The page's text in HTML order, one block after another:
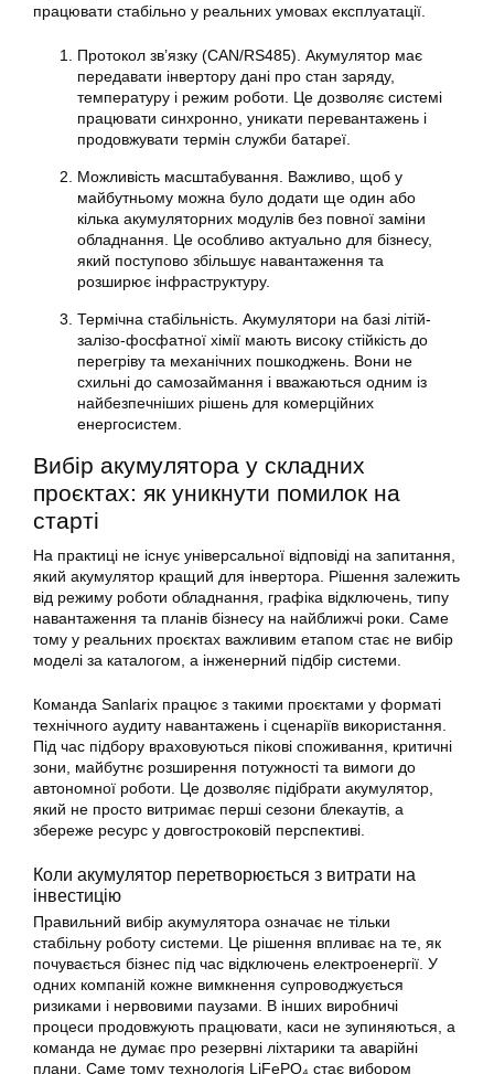
працювати стабільно у реальних умовах експлуатації.
Протокол зв’язку (CAN/RS485). Акумулятор має
передавати інвертору дані про стан заряду,
температуру і режим роботи. Це дозволяє системі
працювати синхронно, уникати перевантажень і
продовжувати термін служби батареї.
Можливість масштабування. Важливо, щоб у
майбутньому можна було додати ще один або
кілька акумуляторних модулів без повної заміни
обладнання. Це особливо актуально для бізнесу,
який поступово збільшує навантаження та
розширює інфраструктуру.
Термічна стабільність. Акумулятори на базі літій-
залізо-фосфатної хімії мають високу стійкість до
перегріву та механічних пошкоджень. Вони не
схильні до самозаймання і вважаються одним із
найбезпечніших рішень для комерційних
енергосистем.
Вибір акумулятора у складних
проєктах: як уникнути помилок на
старті
На практиці не існує універсальної відповіді на запитання,
який акумулятор кращий для інвертора. Рішення залежить
від режиму роботи обладнання, графіка відключень, типу
навантаження та планів бізнесу на найближчі роки. Саме
тому у реальних проєктах важливим етапом стає не вибір
моделі за каталогом, а інженерний підбір системи.
Команда Sanlarix працює з такими проєктами у форматі
технічного аудиту навантажень і сценаріїв використання.
Під час підбору враховуються пікові споживання, критичні
зони, майбутнє розширення потужності та вимоги до
автономної роботи. Це дозволяє підібрати акумулятор,
який не просто витримає перші сезони блекаутів, а
збереже ресурс у довгостроковій перспективі.
Коли акумулятор перетворюється з витрати на
інвестицію
Правильний вибір акумулятора означає не тільки
стабільну роботу системи. Це рішення впливає на те, як
почувається бізнес під час відключень електроенергії. У
одних компаній кожне вимкнення супроводжується
ризиками і нервовими паузами. В інших виробничі
процеси продовжують працювати, каси не зупиняються, а
команда не думає про резервні ліхтарики та аварійні
плани. Саме тому технологія LiFePO₄ стає вибором